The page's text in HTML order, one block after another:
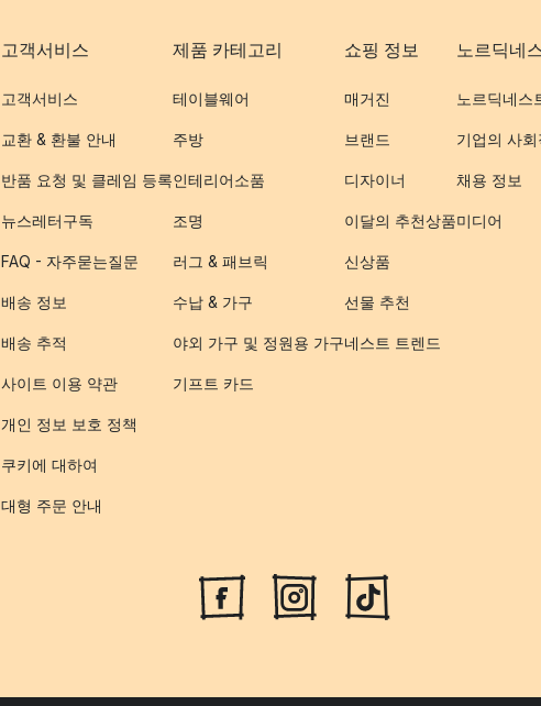
고객서비스
고객서비스
교환 & 환불 안내
반품 요청 및 클레임 등록
뉴스레터구독
FAQ - 자주묻는질문
배송 정보
배송 추적
사이트 이용 약관
개인 정보 보호 정책
쿠키에 대하여
대형 주문 안내
제품 카테고리
테이블웨어
주방
인테리어소품
조명
러그 & 패브릭
수납 & 가구
야외 가구 및 정원용 가구
기프트 카드
쇼핑 정보
매거진
브랜드
디자이너
이달의 추천상품
신상품
선물 추천
네스트 트렌드
노르딕네
노르딕네스
기업의 사
채용 정보
미디어